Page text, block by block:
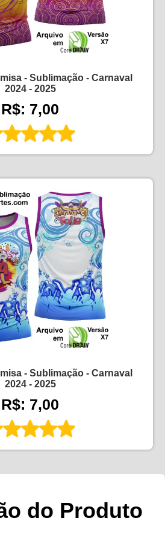
- Sublimação - Carnaval
2024 - 2025
R$: 7,00
- Sublimação - Carnaval
2024 - 2025
R$: 7,00
do Produto